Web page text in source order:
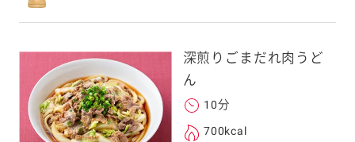
深煎りごまだれ肉うど
ん
10分
700kcal